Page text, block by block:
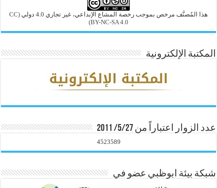
هذا المُصنَّف مرخص بموجب رخصة المشاع الإبداعي، غير تجاري 4.0 دولي
(CC
BY-NC-SA 4.0)
المكتبة الإلكترونية
عدد الزوار اعتباراً من 5/27/ 2011
4523589
شبكة بيئة ابوظبي عضو في